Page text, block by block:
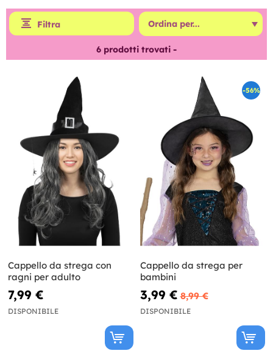
Filtra
6 prodotti trovati -
Cappello da strega con
ragni per adulto
7,99 €
DISPONIBILE
-56%
Cappello da strega per
bambini
3,99 € 8,99 €
DISPONIBILE